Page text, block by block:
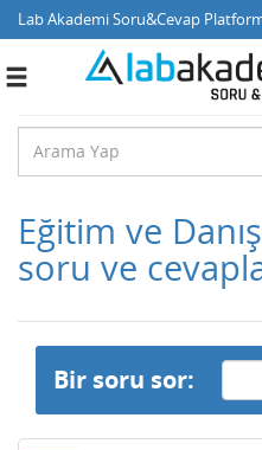
Lab Akademi Soru&Cevap
Toggle
Eğitim ve
soru ve
Bir soru sor: